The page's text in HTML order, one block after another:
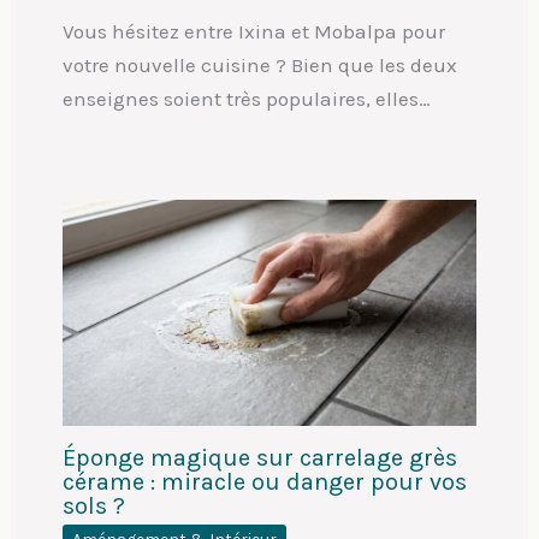
Vous hésitez entre Ixina et Mobalpa pour
votre nouvelle cuisine ? Bien que les deux
enseignes soient très populaires, elles…
Éponge magique sur carrelage grès
cérame : miracle ou danger pour vos
sols ?